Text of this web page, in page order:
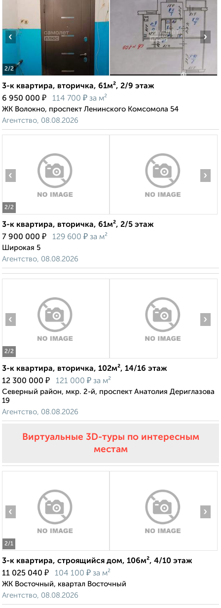
2/2
‹ ›
3-к квартира, вторичка, 61м², 2/9 этаж
6 950 000 ₽ 114 700 ₽ за м²
ЖК Волокно, проспект Ленинского Комсомола 54
Агентство, 08.08.2026
2/2
‹ ›
3-к квартира, вторичка, 61м², 2/5 этаж
7 900 000 ₽ 129 600 ₽ за м²
Широкая 5
Агентство, 08.08.2026
2/2
‹ ›
3-к квартира, вторичка, 102м², 14/16 этаж
12 300 000 ₽ 121 000 ₽ за м²
Северный район, мкр. 2-й, проспект Анатолия Дериглазова
19
Агентство, 08.08.2026
Виртуальные 3D-туры по интересным
местам
2/1
‹ ›
3-к квартира, строящийся дом, 106м², 4/10 этаж
11 025 040 ₽ 104 100 ₽ за м²
ЖК Восточный, квартал Восточный
Агентство, 08.08.2026